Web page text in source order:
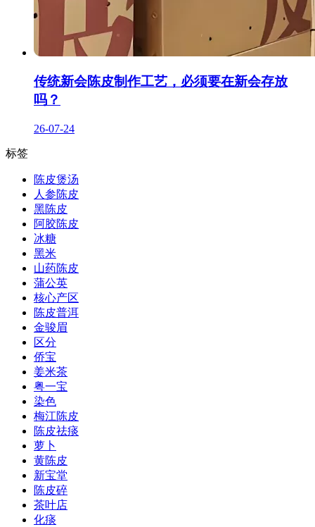
传统新会陈皮制作工艺，必须要在新会存放
吗？
26-07-24
标签
陈皮煲汤
人参陈皮
黑陈皮
阿胶陈皮
冰糖
黑米
山药陈皮
蒲公英
核心产区
陈皮普洱
金骏眉
区分
侨宝
姜米茶
粤一宝
染色
梅江陈皮
陈皮祛痰
萝卜
黄陈皮
新宝堂
陈皮碎
茶叶店
化痰